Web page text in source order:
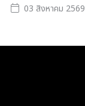
03 สิงหาคม 2569